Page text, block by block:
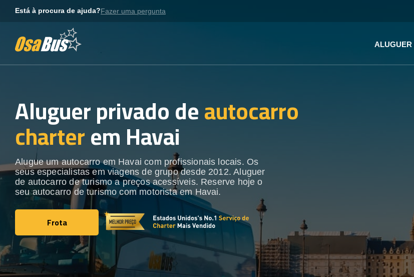
Está à procura de ajuda?Fazer uma pergunta
ALUGUER
Aluguer privado deautocarro
charterem Havai
Alugue um autocarro em Havai com profissionais locais. Os
seus especialistas em viagens de grupo desde 2012. Aluguer
de autocarro de turismo a preços acessíveis. Reserve hoje o
seu autocarro de turismo com motorista em Havai.
Frota
Frota